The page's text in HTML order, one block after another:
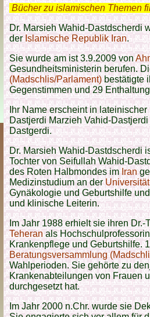
Bücher zu islamischen Themen
Dr. Marsieh Wahid-Dastdscherdi
der Islamische Republik Iran.
Sie wurde am ist 3.9.2009 von
Gesundheitsministerin berufen.
(Madschlis/Parlament)bestätigte
Gegenstimmen und 29
Ihr Name erscheint in
Dastjerdi Marzieh Vahid-
Dastgerdi.
Dr. Marsieh Wahid-Dastdscherdi
Tochter von Seifullah Wahid-
des Roten Halbmondes imIran
Medizinstudium an der
Gynäkologie und Geburtshilfe
und klinische Leiterin.
Im Jahr 1988 erhielt sie ihren
Teheranals
Krankenpflege und Geburtshilfe.
Beratungsversammlung
Wahlperioden. Sie gehörte zu
Krankenabteilungen von Frauen
durchgesetzt hat.
Im Jahr 2000 n.Chr. wurde sie